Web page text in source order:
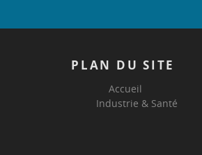
PLAN DU SITE
Accueil
Industrie & Santé